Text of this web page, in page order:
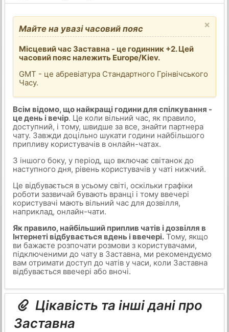
×
Майте на увазі часовий пояс
Місцевий час Заставна - це годинник +2. Цей
часовий пояс належить Europe/Kiev.
GMT - це абревіатура Стандартного Грінвічського
Часу.
Всім відомо, що найкращі години для спілкування -
це день і вечір. Це коли вільний час, як правило,
доступний, і тому, швидше за все, знайти партнера
чату. Завжди доцільно шукати години найбільшого
припливу користувачів в онлайн-чатах.
З іншого боку, у період, що включає світанок до
наступного дня, рівень користувачів у чаті нижчий.
Це відбувається в усьому світі, оскільки графіки
роботи зазвичай бувають вранці і тому ввечері
користувачі мають вільний час для дозвілля,
наприклад, онлайн-чати.
Як правило, найбільший приплив чатів і дозвілля в
Інтернеті відбувається вдень і ввечері.Тому, якщо
ви бажаєте розпочати розмови з користувачами,
підключеними до чату в Заставна, ми рекомендуємо
вам отримати доступ до чатів у часи, коли Заставна
відбувається ввечері або вночі.
Цікавість та інші дані про
Заставна